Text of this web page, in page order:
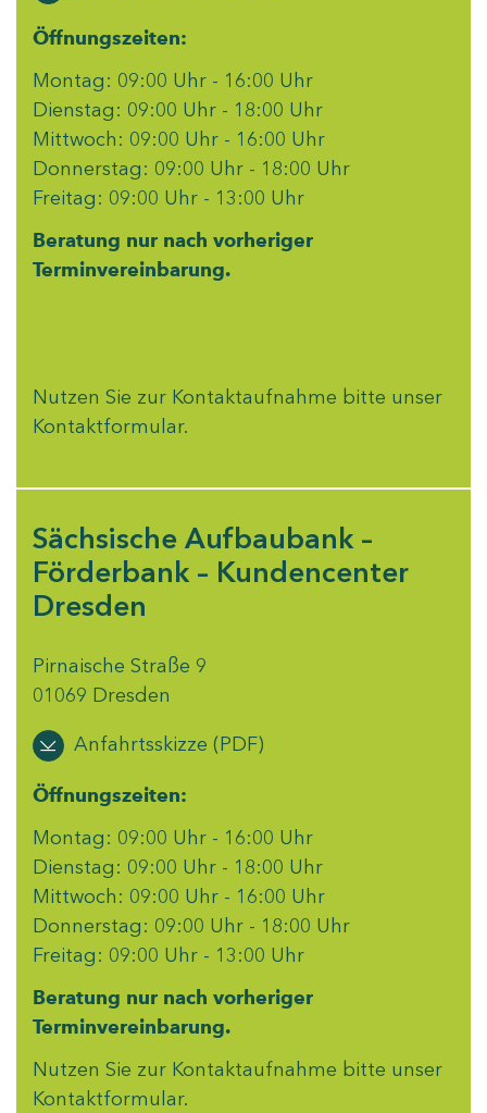
Öffnungszeiten:
Montag: 09:00 Uhr - 16:00 Uhr
Dienstag: 09:00 Uhr - 18:00 Uhr
Mittwoch: 09:00 Uhr - 16:00 Uhr
Donnerstag: 09:00 Uhr - 18:00 Uhr
Freitag: 09:00 Uhr - 13:00 Uhr
Beratung nur nach vorheriger
Terminvereinbarung.
Nutzen Sie zur Kontaktaufnahme bitte unser
Kontaktformular.
Sächsische Aufbaubank –
Förderbank – Kundencenter
Dresden
Pirnaische Straße 9
01069 Dresden
Anfahrtsskizze (PDF)
Öffnungszeiten:
Montag: 09:00 Uhr - 16:00 Uhr
Dienstag: 09:00 Uhr - 18:00 Uhr
Mittwoch: 09:00 Uhr - 16:00 Uhr
Donnerstag: 09:00 Uhr - 18:00 Uhr
Freitag: 09:00 Uhr - 13:00 Uhr
Beratung nur nach vorheriger
Terminvereinbarung.
Nutzen Sie zur Kontaktaufnahme bitte unser
Kontaktformular.